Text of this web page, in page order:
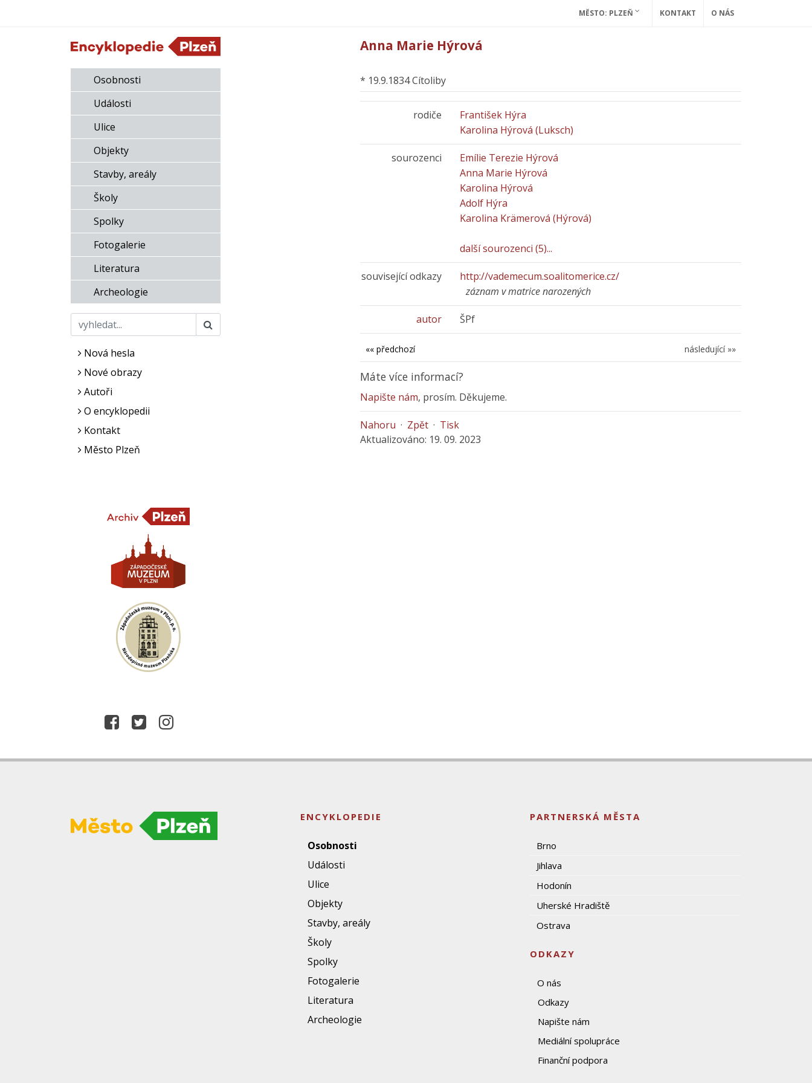
MĚSTO: PLZEŇ KONTAKT O NÁS
Osobnosti
Události
Ulice
Objekty
Stavby, areály
Školy
Spolky
Fotogalerie
Literatura
Archeologie
Nová hesla
Nové obrazy
Autoři
O encyklopedii
Kontakt
Město Plzeň
Anna Marie Hýrová
* 19.9.1834 Cítoliby
rodiče
František Hýra
Karolina Hýrová (Luksch)
sourozenci
Emílie Terezie Hýrová
Anna Marie Hýrová
Karolina Hýrová
Adolf Hýra
Karolina Krämerová (Hýrová)
další sourozenci (5)...
související odkazy
http://vademecum.soalitomerice.cz/
záznam v matrice narozených
autor ŠPf
následující »»
«« předchozí
Máte více informací?
Napište nám, prosím. Děkujeme.
Nahoru · Zpět · Tisk
Aktualizováno: 19. 09. 2023
ENCYKLOPEDIE
Osobnosti
Události
Ulice
Objekty
Stavby, areály
Školy
Spolky
Fotogalerie
Literatura
Archeologie
PARTNERSKÁ MĚSTA
Brno
Jihlava
Hodonín
Uherské Hradiště
Ostrava
ODKAZY
O nás
Odkazy
Napište nám
Mediální spolupráce
Finanční podpora